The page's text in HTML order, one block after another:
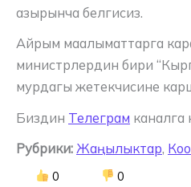
азырынча белгисиз.
Айрым маалыматтарга
министрлердин бири
мурдагы жетекчисине
Биздин Телеграм каналга
Рубрики: Жаңылыктар,
0 0